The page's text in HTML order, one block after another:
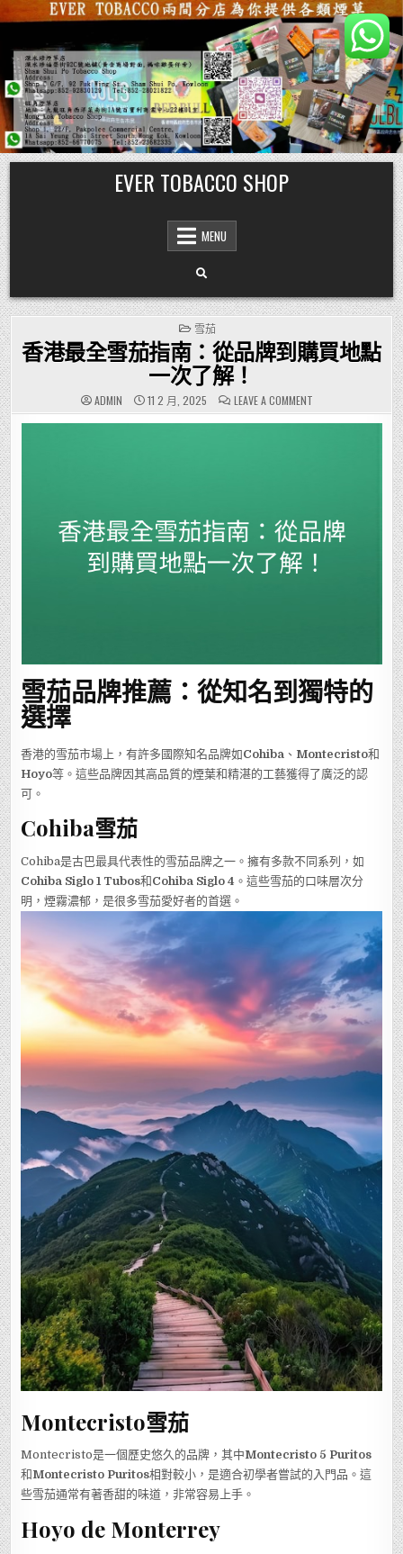
Skip
to
content
EVER TOBACCO SHOP
MENU
POSTED
IN
雪茄
香港最全雪茄指南：從品牌到購買地點
一次了解！
ADMIN 11 2 月, 2025 LEAVE A COMMENT
香
港
牌
到
購
買
地
點
雪茄品牌推薦：從知名到獨特的
選擇
香港的雪茄市場上，有許多國際知名品牌如Cohiba 、 Montecristo和
Hoyo等。這些品牌因其高品質的煙葉和精湛的工藝獲得了廣泛的認
可。
Cohiba雪茄
Cohiba是古巴最具代表性的雪茄品牌之一。擁有多款不同系列，如
Cohiba Siglo 1 Tubos和Cohiba Siglo 4 。這些雪茄的口味層次分
明，煙霧濃郁，是很多雪茄愛好者的首選。
Montecristo雪茄
Montecristo是一個歷史悠久的品牌，其中Montecristo 5 Puritos
和 Montecristo Puritos相對較小，是適合初學者嘗試的入門品。這
些雪茄通常有著香甜的味道，非常容易上手。
Hoyo de Monterrey